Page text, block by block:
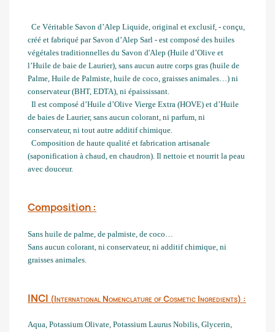
Ce Véritable Savon d’Alep Liquide, original et exclusif, - conçu,
créé et fabriqué par Savon d’Alep Sarl - est composé des huiles
végétales traditionnelles du Savon d'Alep (Huile d’Olive et
l’Huile de baie de Laurier), sans aucun autre corps gras (huile de
Palme, Huile de Palmiste, huile de coco, graisses animales…) ni
conservateur (BHT, EDTA), ni épaississant.
Il est composé d’Huile d’Olive Vierge Extra (HOVE) et d’Huile
de baies de Laurier, sans aucun colorant, ni parfum, ni
conservateur, ni tout autre additif chimique.
Composition de haute qualité et fabrication artisanale
(saponification à chaud, en chaudron). Il nettoie et nourrit la peau
avec douceur.
Composition :
Sans huile de palme, de palmiste, de coco…
Sans aucun colorant, ni conservateur, ni additif chimique, ni
graisses animales.
INCI (International Nomenclature of Cosmetic Ingredients) :
Aqua, Potassium Olivate, Potassium Laurus Nobilis, Glycerin,